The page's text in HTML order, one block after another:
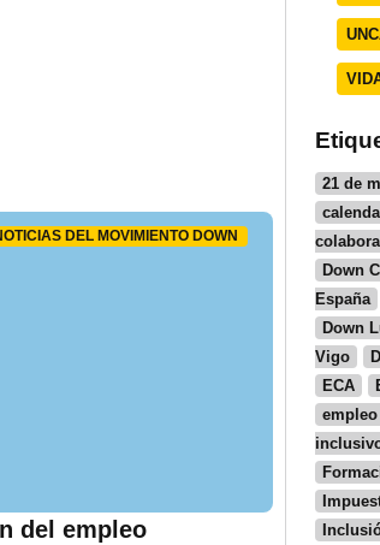
DEL MOVIMIENTO DOWN
del empleo
21 de
Down
España
Down
Vigo
ECA
empleo